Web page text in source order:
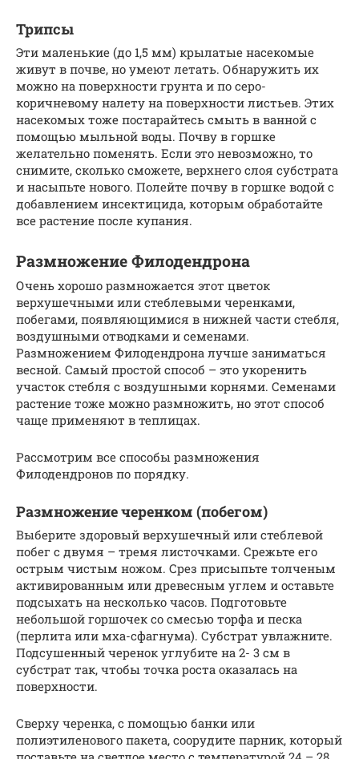
Трипсы
Эти маленькие (до 1,5 мм) крылатые насекомые
живут в почве, но умеют летать. Обнаружить их
можно на поверхности грунта и по серо-
коричневому налету на поверхности листьев. Этих
насекомых тоже постарайтесь смыть в ванной с
помощью мыльной воды. Почву в горшке
желательно поменять. Если это невозможно, то
снимите, сколько сможете, верхнего слоя субстрата
и насыпьте нового. Полейте почву в горшке водой с
добавлением инсектицида, которым обработайте
все растение после купания.
Размножение Филодендрона
Очень хорошо размножается этот цветок
верхушечными или стеблевыми черенками,
побегами, появляющимися в нижней части стебля,
воздушными отводками и семенами.
Размножением Филодендрона лучше заниматься
весной. Самый простой способ – это укоренить
участок стебля с воздушными корнями. Семенами
растение тоже можно размножить, но этот способ
чаще применяют в теплицах.
Рассмотрим все способы размножения
Филодендронов по порядку.
Размножение черенком (побегом)
Выберите здоровый верхушечный или стеблевой
побег с двумя – тремя листочками. Срежьте его
острым чистым ножом. Срез присыпьте толченым
активированным или древесным углем и оставьте
подсыхать на несколько часов. Подготовьте
небольшой горшочек со смесью торфа и песка
(перлита или мха-сфагнума). Субстрат увлажните.
Подсушенный черенок углубите на 2- 3 см в
субстрат так, чтобы точка роста оказалась на
поверхности.
Сверху черенка, с помощью банки или
полиэтиленового пакета, соорудите парник, который